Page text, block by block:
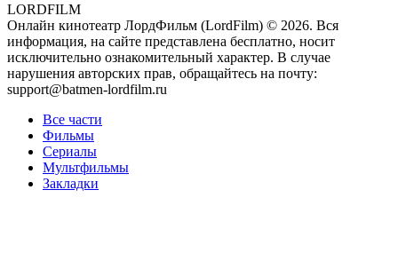
LORDFILM
Онлайн кинотеатр ЛордФильм (LordFilm) © 2026. Вся
информация, на сайте представлена бесплатно, носит
исключительно ознакомительный характер. В случае
нарушения авторских прав, обращайтесь на почту:
support@batmen-lordfilm.ru
Все части
Фильмы
Сериалы
Мультфильмы
Закладки